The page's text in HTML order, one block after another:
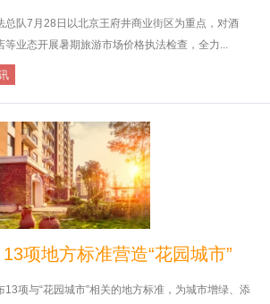
总队7月28日以北京王府井商业街区为重点，对酒
等业态开展暑期旅游市场价格执法检查，全力...
项地方标准营造“花园城市”
项与“花园城市”相关的地方标准，为城市增绿、添